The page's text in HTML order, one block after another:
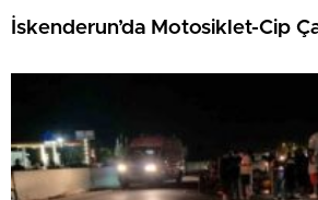
İskenderun’da Motosiklet-Cip